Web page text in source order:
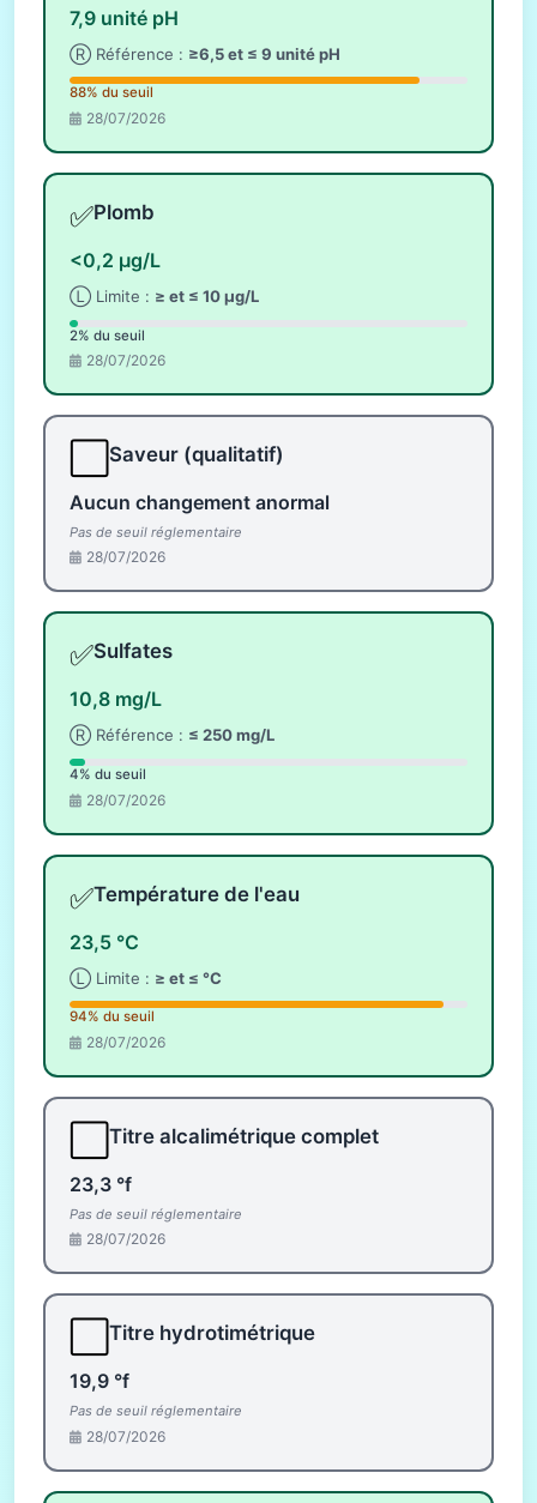
7,9 unité pH
Ⓡ Référence : ≥6,5 et ≤ 9 unité pH
88% du seuil
28/07/2026
✅Plomb
<0,2 µg/L
Ⓛ Limite : ≥ et ≤ 10 µg/L
2% du seuil
28/07/2026
Saveur (qualitatif)
Aucun changement anormal
Pas de seuil réglementaire
28/07/2026
✅Sulfates
10,8 mg/L
Ⓡ Référence : ≤ 250 mg/L
4% du seuil
28/07/2026
✅Température de l'eau
23,5 °C
Ⓛ Limite : ≥ et ≤ °C
94% du seuil
28/07/2026
Titre alcalimétrique complet
23,3 °f
Pas de seuil réglementaire
28/07/2026
Titre hydrotimétrique
19,9 °f
Pas de seuil réglementaire
28/07/2026